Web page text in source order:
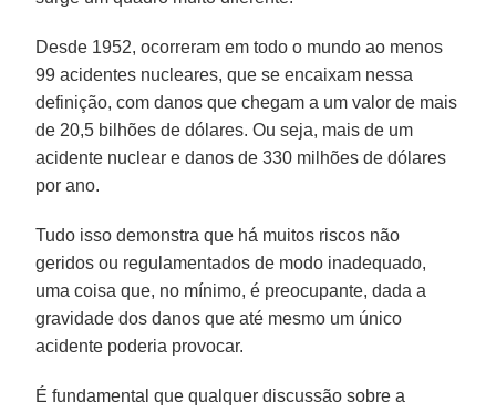
Desde 1952, ocorreram em todo o mundo ao menos
99 acidentes nucleares, que se encaixam nessa
definição, com danos que chegam a um valor de mais
de 20,5 bilhões de dólares. Ou seja, mais de um
acidente nuclear e danos de 330 milhões de dólares
por ano.
Tudo isso demonstra que há muitos riscos não
geridos ou regulamentados de modo inadequado,
uma coisa que, no mínimo, é preocupante, dada a
gravidade dos danos que até mesmo um único
acidente poderia provocar.
É fundamental que qualquer discussão sobre a